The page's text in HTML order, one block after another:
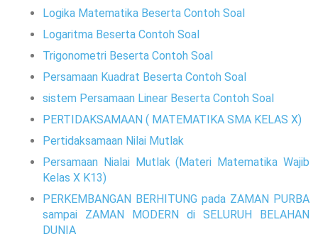
Logika Matematika Beserta Contoh Soal
Logaritma Beserta Contoh Soal
Trigonometri Beserta Contoh Soal
Persamaan Kuadrat Beserta Contoh Soal
sistem Persamaan Linear Beserta Contoh Soal
PERTIDAKSAMAAN ( MATEMATIKA SMA KELAS X)
Pertidaksamaan Nilai Mutlak
Persamaan Nialai Mutlak (Materi Matematika Wajib
Kelas X K13)
PERKEMBANGAN BERHITUNG pada ZAMAN PURBA
sampai ZAMAN MODERN di SELURUH BELAHAN
DUNIA